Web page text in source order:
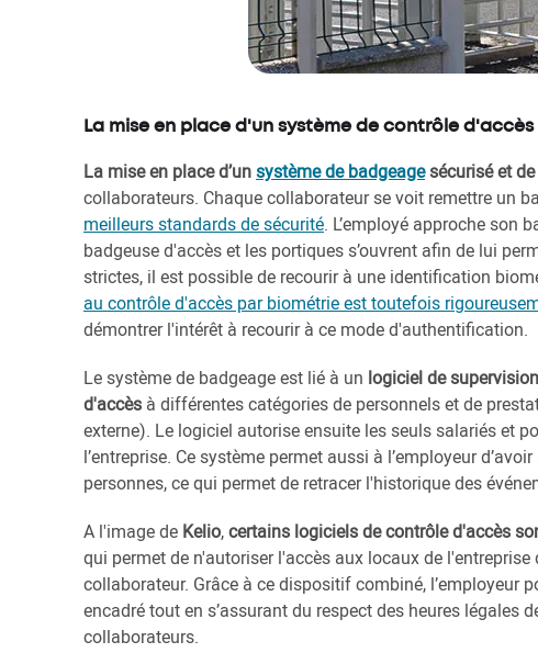
La mise en place d'un système de contrôle
La mise en place d’unsystème de badgeagesécurisé et
collaborateurs. Chaque collaborateur se voit remettre un
meilleurs standards de sécurité. L’employé approche son
badgeuse d'accès et les portiques s’ouvrent afin de lui
strictes, il est possible de recourir à une identification
au contrôle d'accès par biométrie est toutefois
démontrer l'intérêt à recourir à ce mode d'authentification.
Le système de badgeage est lié à un logiciel de
d'accès à différentes catégories de personnels et de
externe). Le logiciel autorise ensuite les seuls salariés et
l’entreprise. Ce système permet aussi à l’employeur
personnes, ce qui permet de retracer l'historique des
A l'image de Kelio,certains logiciels de contrôle d'accès
qui permet de n'autoriser l'accès aux locaux de
collaborateur. Grâce à ce dispositif combiné, l’employeur
encadré tout en s’assurant du respect des heures légales
collaborateurs.